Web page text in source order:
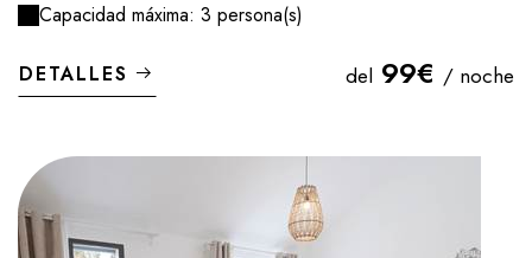
Capacidad máxima: 3 persona(s)
DETALLES del 99€ / noche